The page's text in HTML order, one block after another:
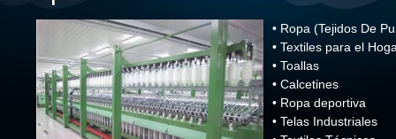
• Ropa (Tejidos De
• Textiles para el
• Toallas
• Calcetines
• Ropa deportiva
• Telas Industriales